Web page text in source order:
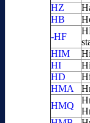
HZ
HB
-HF
HIM
HI
HD
HMA
HMQ